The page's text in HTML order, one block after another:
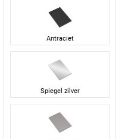
Antraciet
Spiegel zilver